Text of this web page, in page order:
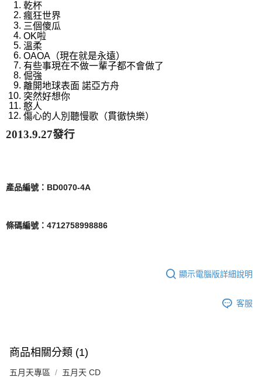
乾杯
瘋狂世界
三個傻瓜
OK啦
溫柔
OAOA （現在就是永遠）
有些事現在不做一輩子都不會做了
倔強
離開地球表面 諾亞方舟
突然好想你
憨人
傷心的人別聽慢歌（貫徹快樂）
2013.9.27發行
產品編號：BD0070-4A
條碼編號：4712758998886
顯示電腦版詳細說明
客服
商品相關分類 (1)
五月天專區 五月天 CD